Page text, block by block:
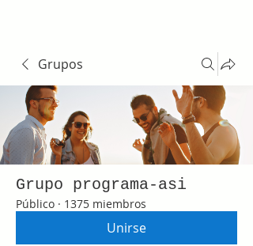
Grupos
Grupo programa-asi
Público · 1375 miembros
Unirse